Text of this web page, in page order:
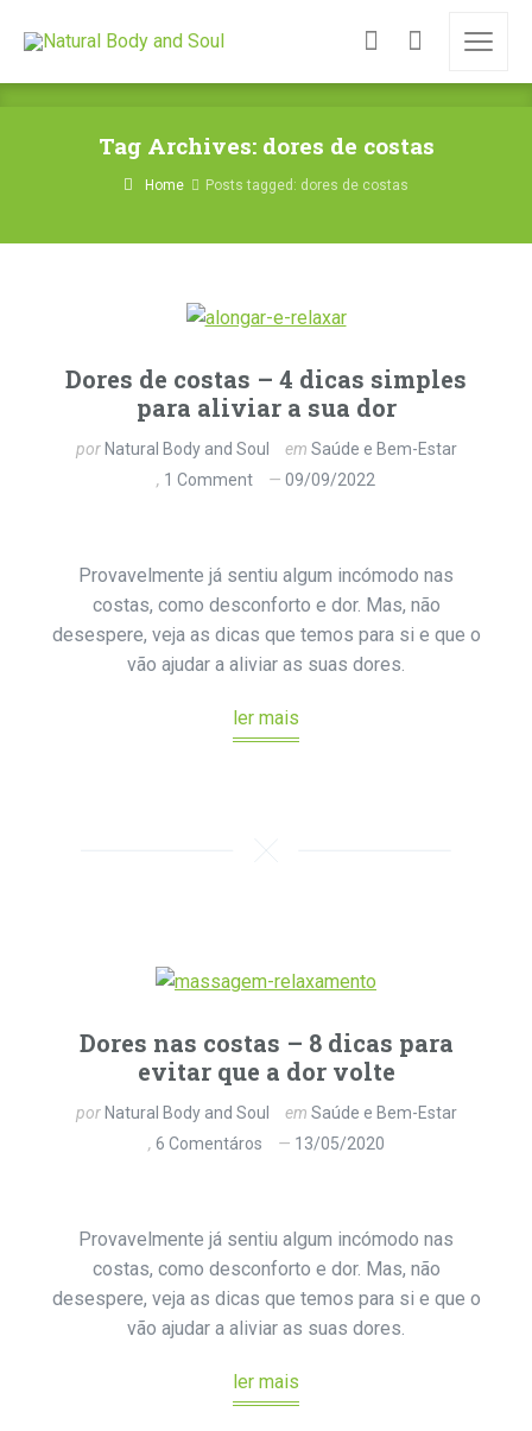
Tag Archives: dores de costas
Home Posts tagged: dores de costas
Dores de costas – 4 dicas simples
para aliviar a sua dor
por Natural Body and Soul em Saúde e Bem-Estar
1 Comment
09/09/2022
Provavelmente já sentiu algum incómodo nas
costas, como desconforto e dor. Mas, não
desespere, veja as dicas que temos para si e que o
vão ajudar a aliviar as suas dores.
ler mais
Dores nas costas – 8 dicas para
evitar que a dor volte
por Natural Body and Soul em Saúde e Bem-Estar
6 Comentáros
13/05/2020
Provavelmente já sentiu algum incómodo nas
costas, como desconforto e dor. Mas, não
desespere, veja as dicas que temos para si e que o
vão ajudar a aliviar as suas dores.
ler mais